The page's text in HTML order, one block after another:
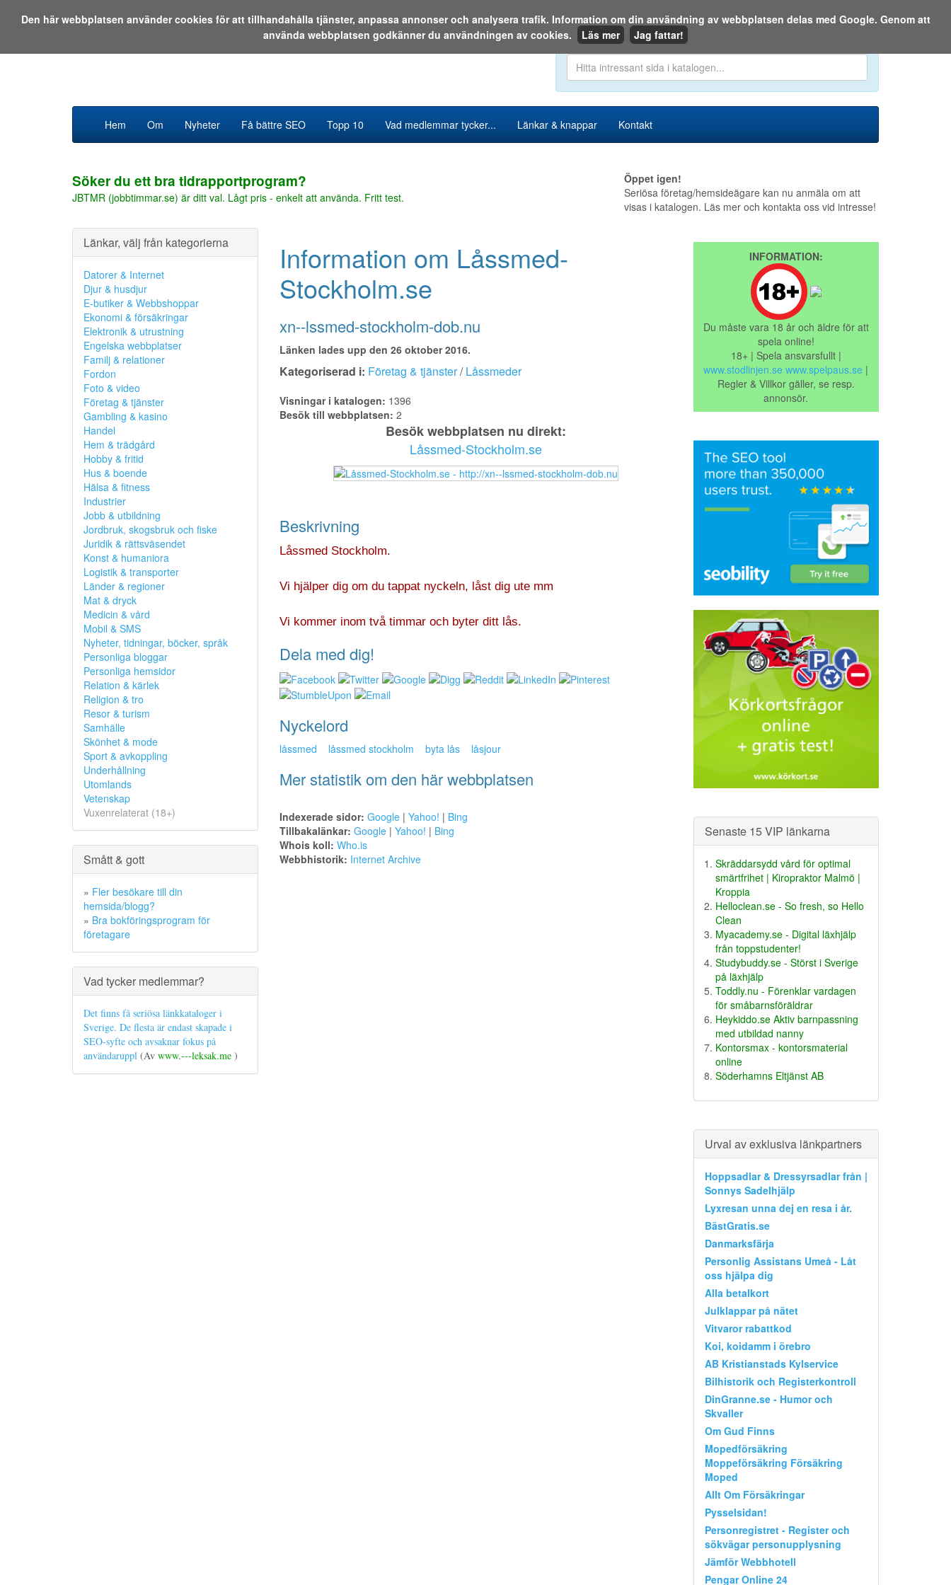
Den 9 augusti 2026
Sök i katalogen eller på webben:
Hem Om Nyheter Få bättre SEO Topp 10 Vad medlemmar tycker... Länkar & knappar Kontakt
Söker du ett bra tidrapportprogram?
JBTMR (jobbtimmar.se) är ditt val. Lågt pris - enkelt att använda. Fritt test.
Öppet igen!
Seriösa företag/hemsideägare kan nu anmäla om att
visas i katalogen. Läs mer och kontakta oss vid intresse!
Länkar, välj från kategorierna
Datorer & Internet
Djur & husdjur
E-butiker & Webbshoppar
Ekonomi & försäkringar
Elektronik & utrustning
Engelska webbplatser
Familj & relationer
Fordon
Foto & video
Företag & tjänster
Gambling & kasino
Handel
Hem & trädgård
Hobby & fritid
Hus & boende
Hälsa & fitness
Industrier
Jobb & utbildning
Jordbruk, skogsbruk och fiske
Juridik & rättsväsendet
Konst & humaniora
Logistik & transporter
Länder & regioner
Mat & dryck
Medicin & vård
Mobil & SMS
Nyheter, tidningar, böcker, språk
Personliga bloggar
Personliga hemsidor
Relation & kärlek
Religion & tro
Resor & turism
Samhälle
Skönhet & mode
Sport & avkoppling
Underhållning
Utomlands
Vetenskap
Vuxenrelaterat (18+)
Smått & gott
» Fler besökare till din
hemsida/blogg?
» Bra bokföringsprogram för
företagare
Vad tycker medlemmar?
Det finns få seriösa länkkataloger i
Sverige. De flesta är endast skapade i
SEO-syfte och avsaknar fokus på
användaruppl (Av www.---leksak.me )
Information om Låssmed-
Stockholm.se
xn--lssmed-stockholm-dob.nu
Länken lades upp den 26 oktober 2016.
Kategoriserad i: Företag & tjänster/Låssmeder
Visningar i katalogen: 1396
Besök till webbplatsen: 2
Besök webbplatsen nu direkt:
Låssmed-Stockholm.se
Beskrivning
Låssmed Stockholm.
Vi hjälper dig om du tappat nyckeln, låst dig ute mm
Vi kommer inom två timmar och byter ditt lås.
Dela med dig!
Nyckelord
låssmed låssmed stockholm byta lås låsjour
Mer statistik om den här webbplatsen
Indexerade sidor: Google| Yahoo! | Bing
Tillbakalänkar: Google| Yahoo! | Bing
Whois koll: Who.is
Webbhistorik: Internet Archive
INFORMATION:
Du måste vara 18 år och äldre för att
spela online!
18+ | Spela ansvarsfullt |
www.stodlinjen.se www.spelpaus.se |
Regler & Villkor gäller, se resp.
annonsör.
Senaste 15 VIP länkarna
Skräddarsydd vård för optimal
smärtfrihet | Kiropraktor Malmö |
Kroppia
Helloclean.se - So fresh, so Hello
Clean
Myacademy.se - Digital läxhjälp
från toppstudenter!
Studybuddy.se - Störst i Sverige
på läxhjälp
Toddly.nu - Förenklar vardagen
för småbarnsföräldrar
Heykiddo.se Aktiv barnpassning
med utbildad nanny
Kontorsmax - kontorsmaterial
online
Söderhamns Eltjänst AB
Urval av exklusiva länkpartners
Hoppsadlar & Dressyrsadlar från |
Sonnys Sadelhjälp
Lyxresan unna dej en resa i år.
BästGratis.se
Danmarksfärja
Personlig Assistans Umeå - Låt
oss hjälpa dig
Alla betalkort
Julklappar på nätet
Vitvaror rabattkod
Koi, koidamm i örebro
AB Kristianstads Kylservice
Bilhistorik och Registerkontroll
DinGranne.se - Humor och
Skvaller
Om Gud Finns
Mopedförsäkring
Moppeförsäkring Försäkring
Moped
Allt Om Försäkringar
Pysselsidan!
Personregistret - Register och
sökvägar personupplysning
Jämför Webbhotell
Pengar Online 24
Den här webbplatsen använder cookies för att tillhandahålla tjänster, anpassa annonser och analysera trafik. Information om din användning av webbplatsen delas med Google. Genom att
använda webbplatsen godkänner du användningen av cookies.
Läs mer Jag fattar!